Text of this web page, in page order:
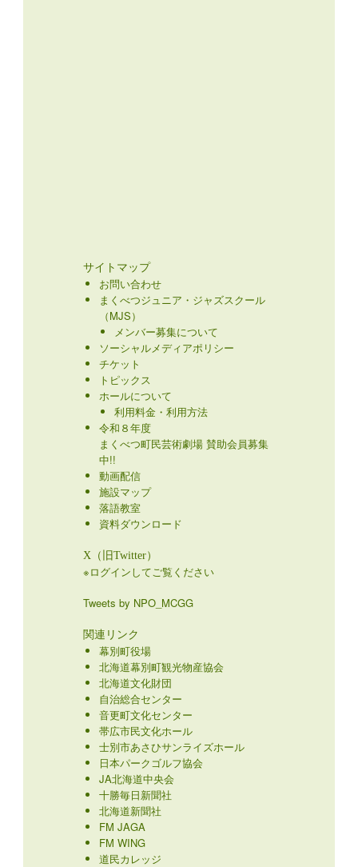
サイトマップ
お問い合わせ
まくべつジュニア・ジャズスクール
（MJS）
メンバー募集について
ソーシャルメディアポリシー
チケット
トピックス
ホールについて
利用料金・利用方法
令和８年度
まくべつ町民芸術劇場 賛助会員募集
中!!
動画配信
施設マップ
落語教室
資料ダウンロード
X（旧Twitter）
※ログインしてご覧ください
Tweets by NPO_MCGG
関連リンク
幕別町役場
北海道幕別町観光物産協会
北海道文化財団
自治総合センター
音更町文化センター
帯広市民文化ホール
士別市あさひサンライズホール
日本パークゴルフ協会
JA北海道中央会
十勝毎日新聞社
北海道新聞社
FM JAGA
FM WING
道民カレッジ